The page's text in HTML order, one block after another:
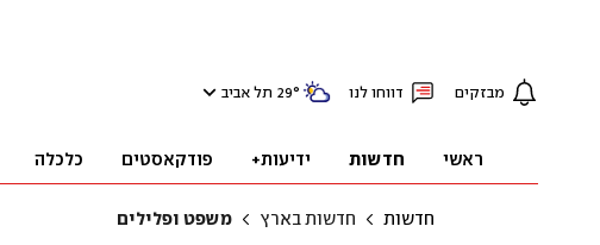
מבזקים דווחו לנו 29° תל אביב
ראשי חדשות ידיעות+ פודקאסטים כלכלה
חדשות חדשות בארץ משפט ופלילים